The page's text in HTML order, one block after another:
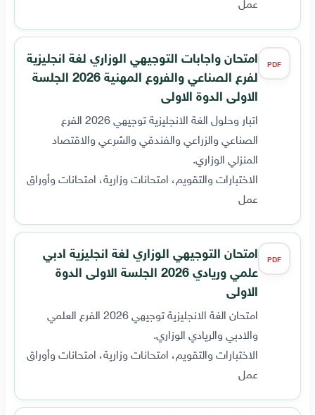
PDF
امتحان واجابات التوجيهي الوزاري لغة انجليزية
لفرع الصناعي والفروع المهنية 2026 الجلسة
الاولى الدوة الاولى
اتبار وحلول الغة الانجليزية توجيهي 2026 الفرع
الصناعي والزراعي والفندقي والشرعي والاقتصاد
المنزلي الوزاري.
الاختبارات والتقويم، امتحانات وزارية، امتحانات وأوراق
عمل
PDF
امتحان التوجيهي الوزاري لغة انجليزية ادبي
علمي وريادي 2026 الجلسة الاولى الدوة
الاولى
امتحان الغة الانجليزية توجيهي 2026 الفرع العلمي
والادبي والريادي الوزاري.
الاختبارات والتقويم، امتحانات وزارية، امتحانات وأوراق
عمل